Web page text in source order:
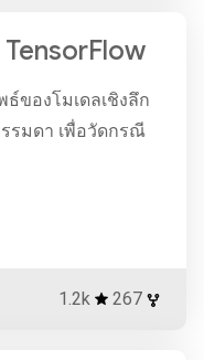
TensorFlow
ของโมเดลเชิงลึก
รมดา เพื่อวัดกรณี
1.2k 267